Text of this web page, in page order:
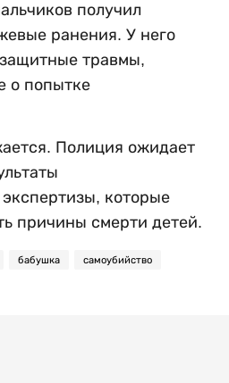
получил
ранения. У него
травмы,
о попытке
Полиция ожидает
которые
причины смерти детей.
бабушка самоубийство